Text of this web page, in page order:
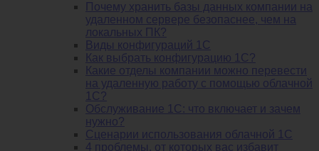
Почему хранить базы данных компании на
удаленном сервере безопаснее, чем на
локальных ПК?
Виды конфигураций 1С
Как выбрать конфигурацию 1С?
Какие отделы компании можно перевести
на удаленную работу с помощью облачной
1С?
Обслуживание 1С: что включает и зачем
нужно?
Сценарии использования облачной 1С
4 проблемы, от которых вас избавит